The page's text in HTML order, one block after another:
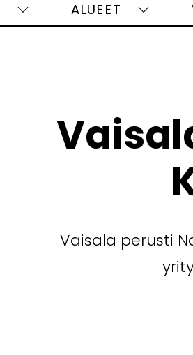
Aiheet
ALUEET
Alueet
Vaisala perusti